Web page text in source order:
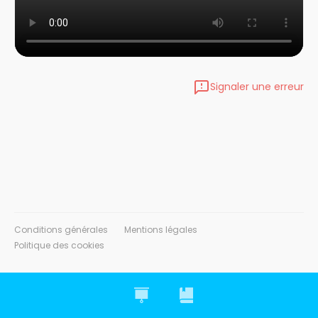
Signaler une erreur
Conditions générales
Mentions légales
Politique des cookies